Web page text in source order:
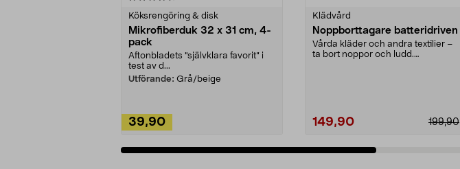
Köksrengöring & disk
Mikrofiberduk 32 x 31 cm, 4-
pack
Aftonbladets "självklara favorit” i
test av d...
Utförande: Grå/beige
39,90
Klädvård
Noppborttagare batteridriven
Vårda kläder och andra textilier –
ta bort noppor och ludd.
199,90
149,90